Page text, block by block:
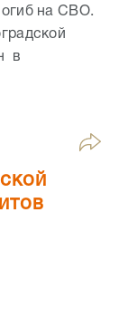
на СВО.
в